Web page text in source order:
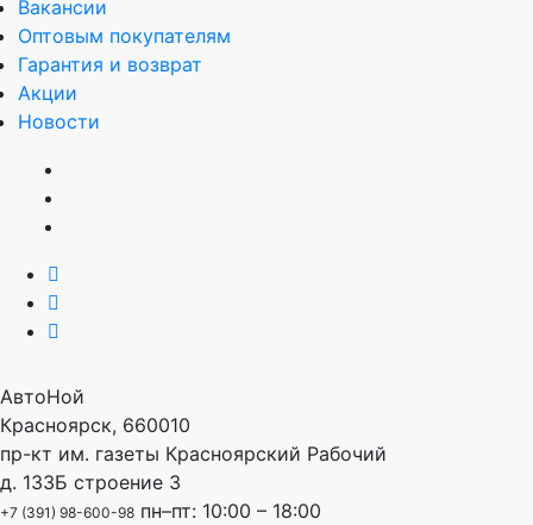
Вакансии
Оптовым покупателям
Гарантия и возврат
Акции
Новости
АвтоНой
Красноярск, 660010
пр-кт им. газеты Красноярский Рабочий
д. 133Б строение 3
+7 (391) 98-600-98 пн–пт: 10:00 – 18:00